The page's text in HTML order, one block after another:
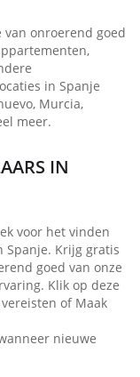
onroerend goed
in Spanje
Murcia,
meer.
IN
voor het vinden
Spanje. Krijg gratis
goed van onze
Klik op deze
of Maak
nieuwe